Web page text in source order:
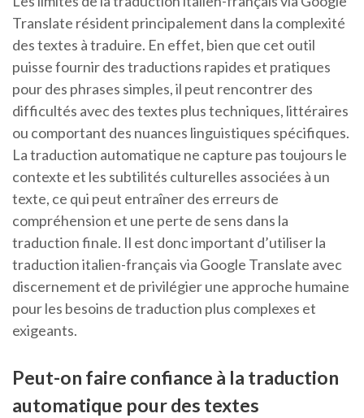
Translate résident principalement dans la complexité
des textes à traduire. En effet, bien que cet outil
puisse fournir des traductions rapides et pratiques
pour des phrases simples, il peut rencontrer des
difficultés avec des textes plus techniques, littéraires
ou comportant des nuances linguistiques spécifiques.
La traduction automatique ne capture pas toujours le
contexte et les subtilités culturelles associées à un
texte, ce qui peut entraîner des erreurs de
compréhension et une perte de sens dans la
traduction finale. Il est donc important d’utiliser la
traduction italien-français via Google Translate avec
discernement et de privilégier une approche humaine
pour les besoins de traduction plus complexes et
exigeants.
Peut-on faire confiance à la traduction
automatique pour des textes